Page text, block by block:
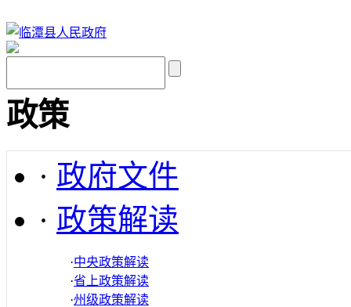
政策
· 政府文件
· 政策解读
·中央政策解读
·省上政策解读
·州级政策解读